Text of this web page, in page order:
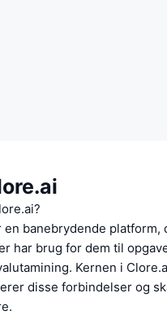
en banebrydende
har brug for dem til
Kernen i
disse forbindelser og